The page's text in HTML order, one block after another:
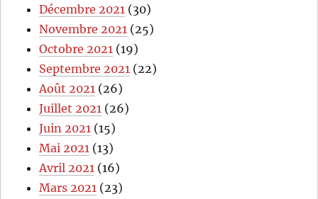
Décembre 2021 (30)
Novembre 2021 (25)
Octobre 2021 (19)
Septembre 2021 (22)
Août 2021 (26)
Juillet 2021 (26)
Juin 2021 (15)
Mai 2021 (13)
Avril 2021 (16)
Mars 2021 (23)